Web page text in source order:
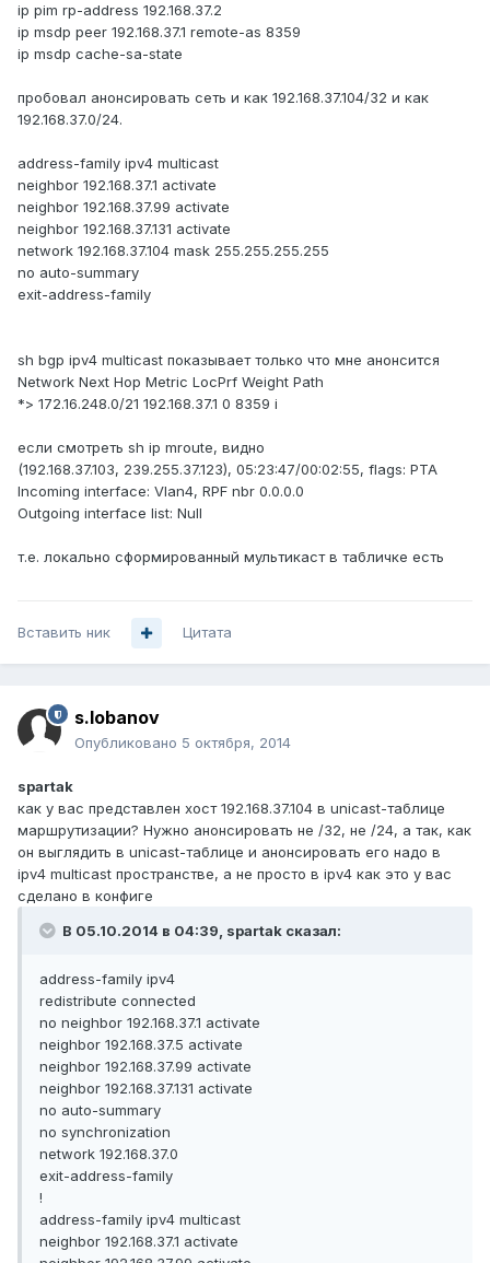
ip pim rp-address 192.168.37.2
ip msdp peer 192.168.37.1 remote-as 8359
ip msdp cache-sa-state
пробовал анонсировать сеть и как 192.168.37.104/32 и как
192.168.37.0/24.
address-family ipv4 multicast
neighbor 192.168.37.1 activate
neighbor 192.168.37.99 activate
neighbor 192.168.37.131 activate
network 192.168.37.104 mask 255.255.255.255
no auto-summary
exit-address-family
sh bgp ipv4 multicast показывает только что мне анонсится
Network Next Hop Metric LocPrf Weight Path
*> 172.16.248.0/21 192.168.37.1 0 8359 i
если смотреть sh ip mroute, видно
(192.168.37.103, 239.255.37.123), 05:23:47/00:02:55, flags: PTA
Incoming interface: Vlan4, RPF nbr 0.0.0.0
Outgoing interface list: Null
т.е. локально сформированный мультикаст в табличке есть
Вставить ник Цитата
s.lobanov
Опубликовано 5 октября, 2014
spartak
как у вас представлен хост 192.168.37.104 в unicast-таблице
маршрутизации? Нужно анонсировать не /32, не /24, а так, как
он выглядить в unicast-таблице и анонсировать его надо в
ipv4 multicast пространстве, а не просто в ipv4 как это у вас
сделано в конфиге
В 05.10.2014 в 04:39, spartak сказал:
address-family ipv4
redistribute connected
no neighbor 192.168.37.1 activate
neighbor 192.168.37.5 activate
neighbor 192.168.37.99 activate
neighbor 192.168.37.131 activate
no auto-summary
no synchronization
network 192.168.37.0
exit-address-family
!
address-family ipv4 multicast
neighbor 192.168.37.1 activate